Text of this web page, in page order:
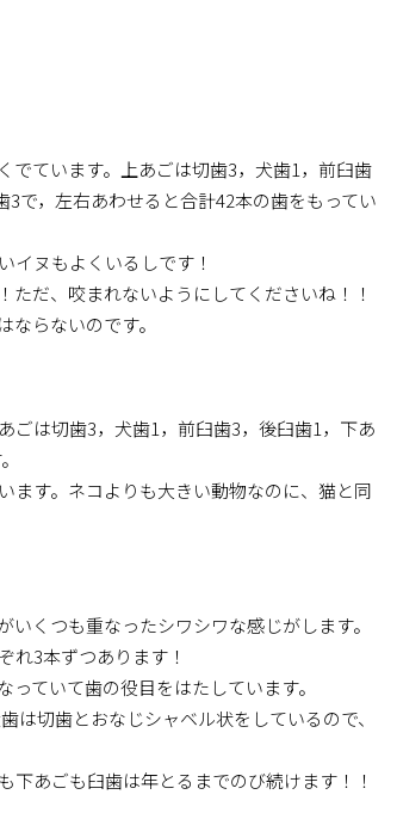
でています。上あごは切歯3，犬歯1，前臼歯
で，左右あわせると合計42本の歯をもってい
イヌもよくいるしです！
だ、咬まれないようにしてくださいね！！
らないのです。
ごは切歯3，犬歯1，前臼歯3，後臼歯1，下あ
ます。ネコよりも大きい動物なのに、猫と同
くつも重なったシワシワな感じがします。
れ3本ずつあります！
ていて歯の役目をはたしています。
は切歯とおなじシャベル状をしているので、
あごも臼歯は年とるまでのび続けます！！